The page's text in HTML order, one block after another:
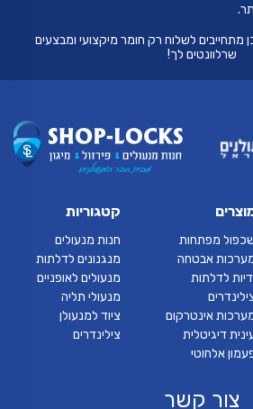
מתחייבים לשלוח רק חומר מיקצועי ומבצעים
שרלוונטים לך!
מפתחות
אבטחה
לדלתות
אינטרקום
דיגיטלית
אלחוטי
קטגוריות
חנות מנעולים
מנגנונים לדלתות
מנעולים לאופניים
מנעולי תליה
ציוד למנעולן
צילינדרים
צור קשר